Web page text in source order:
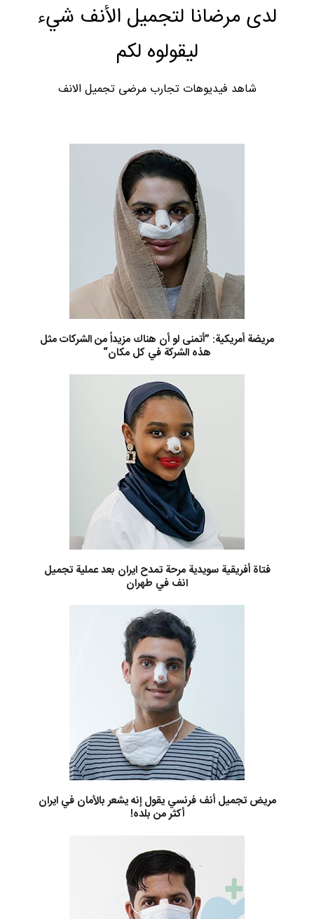
لدى مرضانا لتجميل الأنف شيء
ليقولوه لكم
شاهد فيديوهات تجارب مرضى تجميل الانف
مريضة أمريكية: ”أتمنى لو أن هناك مزيداً من الشركات مثل
هذه الشركة في كل مكان“
فتاة أفريقية سويدية مرحة تمدح ايران بعد عملية تجميل
انف في طهران
مريض تجميل أنف فرنسي يقول إنه يشعر بالأمان في ايران
أكثر من بلده!